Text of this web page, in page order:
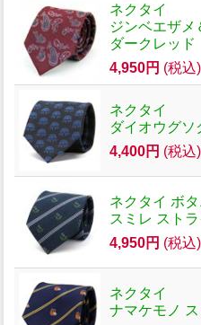
ネクタイ
ジンベエザメ
ダークレッド
4,950円 (税込)
ネクタイ
ダイオウグソ
4,400円 (税込)
ネクタイ ボ
スミレ スト
4,950円 (税込)
ネクタイ
ナマケモノ